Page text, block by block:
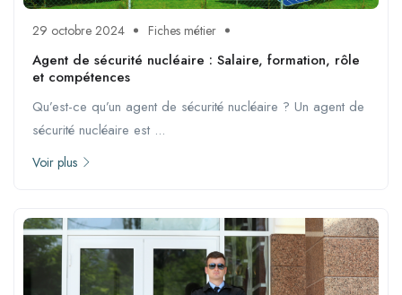
29 octobre 2024 Fiches métier
Agent de sécurité nucléaire : Salaire, formation, rôle
et compétences
Qu’est-ce qu’un agent de sécurité nucléaire ? Un agent de
sécurité nucléaire est ...
Voir plus